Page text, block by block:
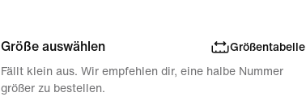
Größe auswählen Größentabelle
Fällt klein aus. Wir empfehlen dir, eine halbe Nummer
größer zu bestellen.